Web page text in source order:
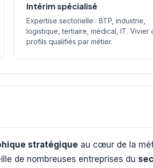
Intérim spécialisé
Expertise sectorielle : BTP, industrie,
logistique, tertiaire, médical, IT. Vivier
profils qualifiés par métier.
stratégique au cœur de la
de nombreuses entreprises du